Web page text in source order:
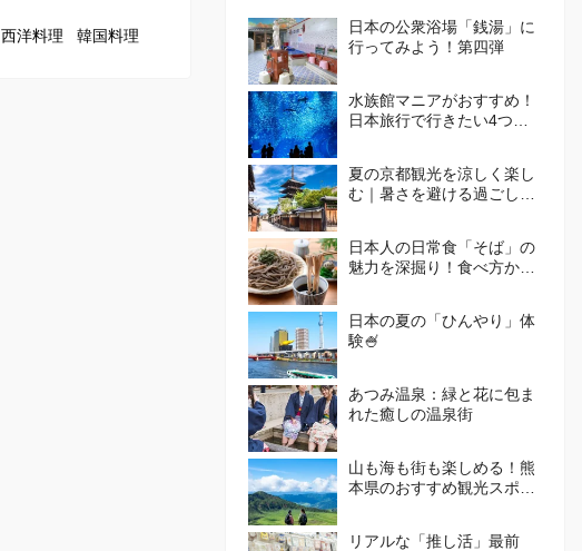
西洋料理 韓国料理
日本の公衆浴場「銭湯」に
行ってみよう！第四弾
水族館マニアがおすすめ！
日本旅行で行きたい4つの
夏の京都観光を涼しく楽し
む｜暑さを避ける過ごし方
日本人の日常食「そば」の
魅力を深掘り！食べ方から
日本の夏の「ひんやり」体
験🍧
あつみ温泉：緑と花に包ま
れた癒しの温泉街
山も海も街も楽しめる！熊
本県のおすすめ観光スポッ
リアルな「推し活」最前